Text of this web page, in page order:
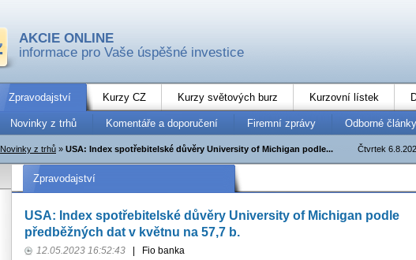
AKCIE ONLINE
informace pro Vaše úspěšné investice
Zpravodajství Kurzy CZ Kurzy světových burz Kurzovní lístek
Novinky z trhů Komentáře a doporučení Firemní zprávy Odborné články
Čtvrtek
Novinky z trhů » USA: Index spotřebitelské důvěry University of Michigan podle...
Zpravodajství
USA: Index spotřebitelské důvěry University of Michigan podle
předběžných dat v květnu na 57,7 b.
12.05.2023 16:52:43 Fio banka